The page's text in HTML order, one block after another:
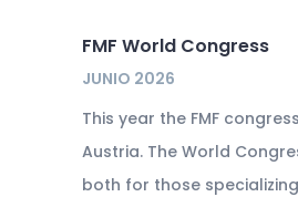
FMF World Congress
JUNIO 2026
This year the FMF
Austria. The World
both for those